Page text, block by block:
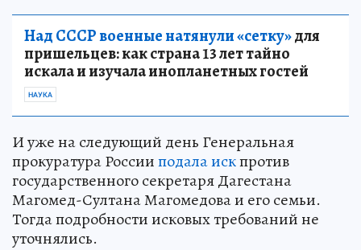
Над СССР военные натянули «сетку»для
пришельцев: как страна 13 лет тайно
искала и изучала инопланетных гостей
НАУКА
И уже на следующий день Генеральная
прокуратура Россииподала искпротив
государственного секретаря Дагестана
Магомед-Султана Магомедова и его семьи.
Тогда подробности исковых требований не
уточнялись.